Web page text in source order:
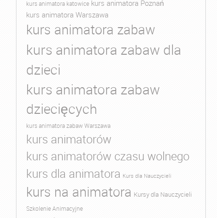
kurs animatora katowice kurs animatora Poznań
kurs animatora Warszawa
kurs animatora zabaw
kurs animatora zabaw dla
dzieci
kurs animatora zabaw
dziecięcych
kurs animatora zabaw Warszawa
kurs animatorów
kurs animatorów czasu wolnego
kurs dla animatora Kurs dla Nauczycieli
kurs na animatora Kursy dla Nauczycieli
Szkolenie Animacyjne